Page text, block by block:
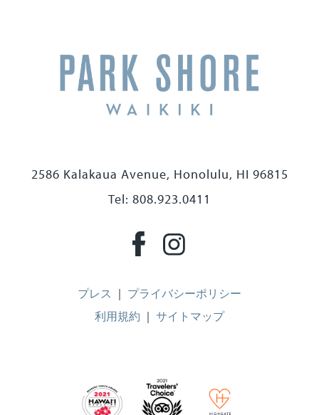
2586 Kalakaua Avenue, Honolulu, HI 96815
Tel: 808.923.0411
プレス ｜ プライバシーポリシー
利用規約 ｜ サイトマップ